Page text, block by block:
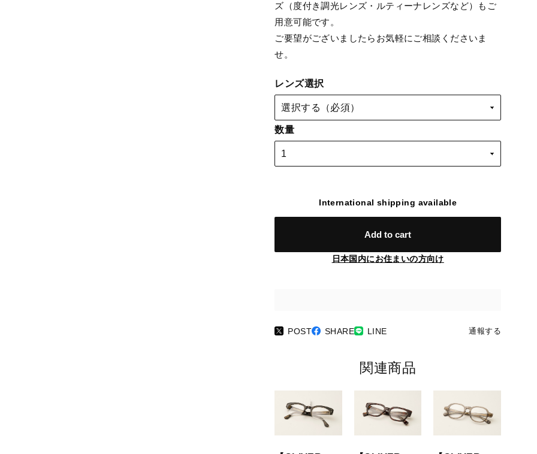
ズ（度付き調光レンズ・ルティーナレンズなど）もご
用意可能です。
ご要望がございましたらお気軽にご相談くださいま
せ。
レンズ選択
数量
International shipping available
Add to cart
日本国内にお住まいの方向け
POST SHARE LINE 通報する
関連商品